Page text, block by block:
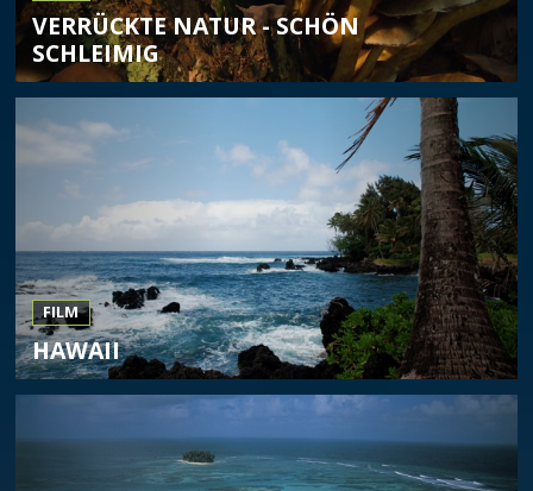
VERRÜCKTE NATUR - SCHÖN
SCHLEIMIG
FILM
HAWAII